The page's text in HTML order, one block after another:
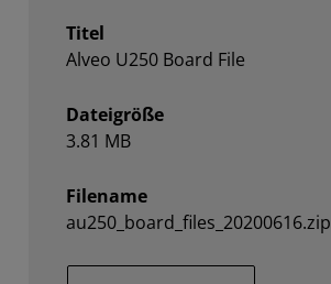
Titel
Alveo U250 Board File
Dateigröße
3.81 MB
Filename
au250_board_files_20200616.zip